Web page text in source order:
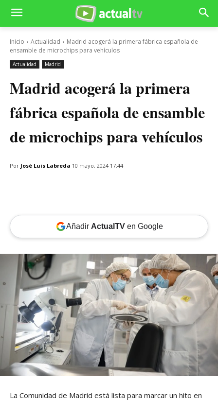
Inicio Actualidad
Madrid acogerá la primera fábrica española de
ensamble de microchips para vehículos
Actualidad Madrid
Madrid acogerá la primera
fábrica española de ensamble
de microchips para vehículos
Por José Luis Labreda 10 mayo, 2024 17:44
Añadir ActualTVen Google
La Comunidad de Madrid está lista para marcar un hito en